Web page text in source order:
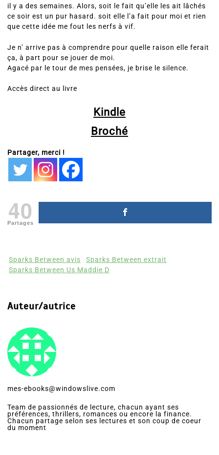
il y a des semaines. Alors, soit le fait qu’elle les ait lâchés
ce soir est un pur hasard. soit elle l’a fait pour moi et rien
que cette idée me fout les nerfs à vif.
Je n’ arrive pas à comprendre pour quelle raison elle ferait
ça, à part pour se jouer de moi.
Agacé par le tour de mes pensées, je brise le silence.
Accès direct au livre
Kindle
Broché
Partager, merci !
40
Partages
Sparks Between avis
Sparks Between extrait
Sparks Between Us Maddie D
Auteur/autrice
mes-ebooks@windowslive.com
Team de passionnés de lecture, chacun ayant ses
préférences, thrillers, romances ou encore la finance.
Chacun partage selon ses lectures et son coup de coeur
du moment